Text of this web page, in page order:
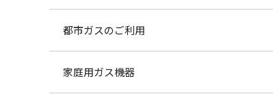
都市ガスのご利用
家庭用ガス機器